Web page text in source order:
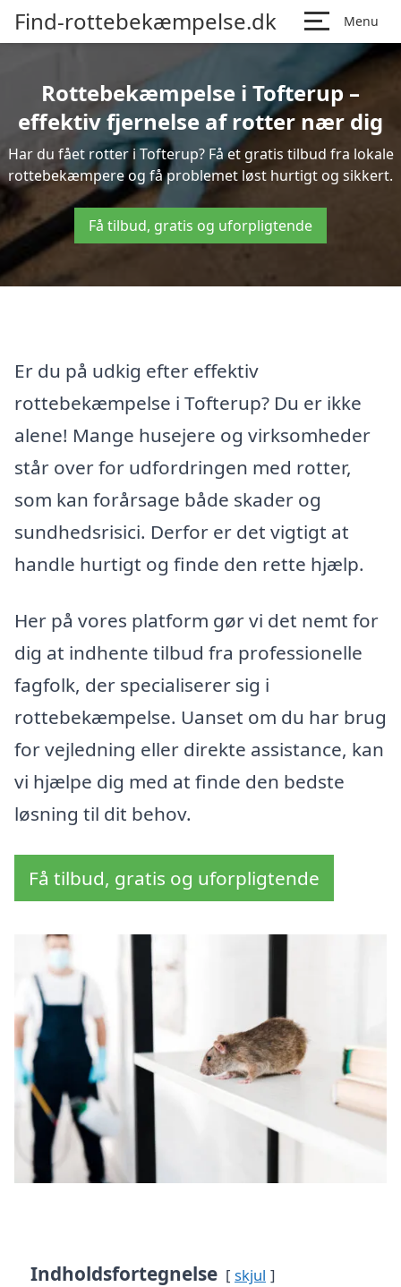
Find-rottebekæmpelse.dk Menu
Rottebekæmpelse i Tofterup –
effektiv fjernelse af rotter nær dig
Har du fået rotter i Tofterup? Få et gratis tilbud fra lokale
rottebekæmpere og få problemet løst hurtigt og sikkert.
Få tilbud, gratis og uforpligtende
Er du på udkig efter effektiv
rottebekæmpelse i Tofterup? Du er ikke
alene! Mange husejere og virksomheder
står over for udfordringen med rotter,
som kan forårsage både skader og
sundhedsrisici. Derfor er det vigtigt at
handle hurtigt og finde den rette hjælp.
Her på vores platform gør vi det nemt for
dig at indhente tilbud fra professionelle
fagfolk, der specialiserer sig i
rottebekæmpelse. Uanset om du har brug
for vejledning eller direkte assistance, kan
vi hjælpe dig med at finde den bedste
løsning til dit behov.
Få tilbud, gratis og uforpligtende
Indholdsfortegnelse skjul